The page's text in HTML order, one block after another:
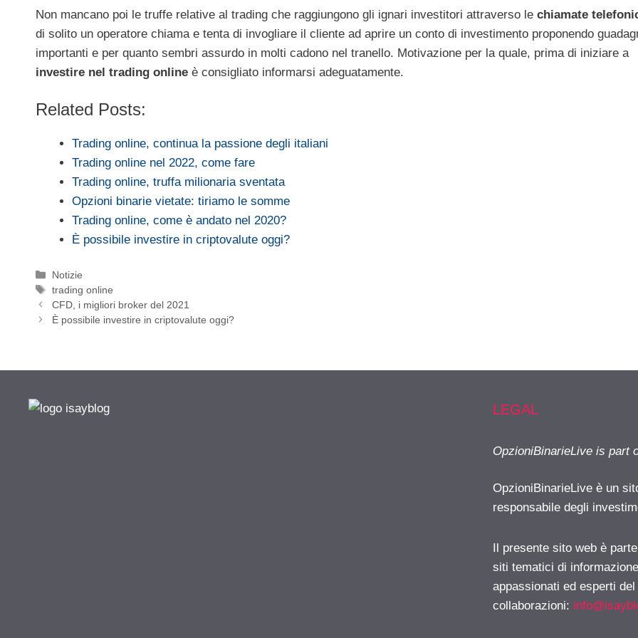
Non mancano poi le truffe relative al trading che raggiungono gli ignari investitori attraverso le chiamate
di solito un operatore chiama e tenta di invogliare il cliente ad aprire un conto di investimento proponendo
importanti e per quanto sembri assurdo in molti cadono nel tranello. Motivazione per la quale, prima di iniziare a
investire nel trading online è consigliato informarsi adeguatamente.
Related Posts:
Trading online, continua la passione degli italiani
Trading online nel 2022, come fare
Trading online, truffa milionaria sventata
Opzioni binarie vietate: tiriamo le somme
Trading online, come è andato nel 2020?
È possibile investire in criptovalute oggi?
Categorie
Notizie
Tag
trading online
CFD, i migliori broker del 2021
È possibile investire in criptovalute oggi?
LEGAL
OpzioniBinarieLive is part
OpzioniBinarieLive è un
responsabile degli
Il presente sito web è
siti tematici di
appassionati ed esperti
collaborazioni: